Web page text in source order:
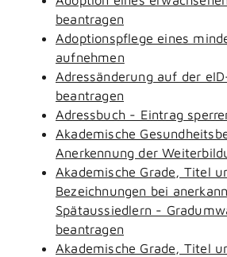
beantragen
Adoptionspflege eines
aufnehmen
Adressänderung auf der
beantragen
Adressbuch - Eintrag
Akademische
Anerkennung der
Akademische Grade, Titel
Bezeichnungen bei
Spätaussiedlern -
beantragen
Akademische Grade, Titel